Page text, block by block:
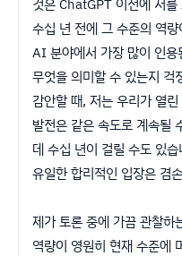
것은 ChatGPT 이전에 저
수십 년 전에 그 수준의 역
AI 분야에서 가장 많이 인용
무엇을 의미할 수 있는지 걱
감안할 때, 저는 우리가 열
발전은 같은 속도로 계속될
데 수십 년이 걸릴 수도 있
유일한 합리적인 입장은 겸
제가 토론 중에 가끔 관찰
역량이 영원히 현재 수준에